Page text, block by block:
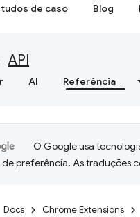
de caso Blog
API
AI Referência
O Google usa
preferência. As traduções
Docs Chrome Extensions